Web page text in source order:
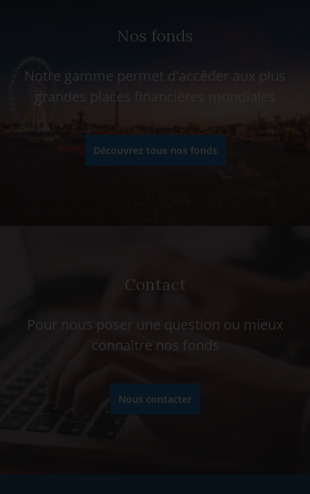
Nos fonds
Notre gamme permet d'accéder aux plus
grandes places financières mondiales
Découvrez tous nos fonds
Contact
Pour nous poser une question ou mieux
connaître nos fonds
Nous contacter